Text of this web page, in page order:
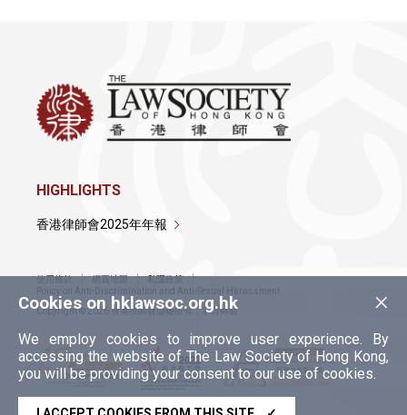
詳情
×
Cookies on hklawsoc.org.hk
We employ cookies to improve user experience. By
accessing the website of The Law Society of Hong Kong,
you will be providing your consent to our use of cookies.
HIGHLIGHTS
香港律師會2025年年報
使用條款 網頁地圖
私隱政策
Policy on Anti-Discrimination and Anti-Sexual Harassment
Copyright © 2026 香港律師會版權所有，不得轉載